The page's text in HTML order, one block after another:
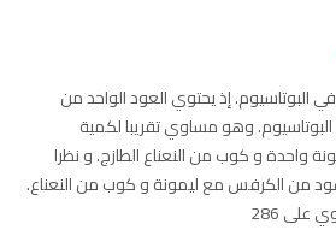
البوتاسيوم. إذ يحتوي العود الواحد من
من البوتاسيوم. وهو مساوي تقريبا لكمية
واحدة و كوب من النعناع الطازج. و نظرا
عود من الكرفس مع ليمونة و كوب من النعناع.
286